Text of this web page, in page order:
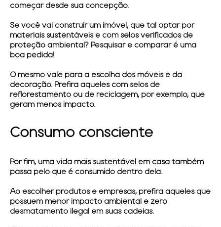
começar desde sua concepção.
Se você vai construir um imóvel, que tal optar por
materiais sustentáveis e com selos verificados de
proteção ambiental? Pesquisar e comparar é uma
boa pedida!
O mesmo vale para a escolha dos móveis e da
decoração. Prefira aqueles com selos de
reflorestamento ou de reciclagem, por exemplo, que
geram menos impacto.
Consumo consciente
Por fim, uma vida mais sustentável em casa também
passa pelo que é consumido dentro dela.
Ao escolher produtos e empresas, prefira aqueles que
possuem menor impacto ambiental e zero
desmatamento ilegal em suas cadeias.